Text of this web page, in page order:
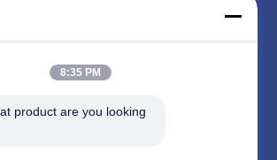
213kw 디젤 연료 유형을 설
모든 카테고리
8:35 PM
product are you looking